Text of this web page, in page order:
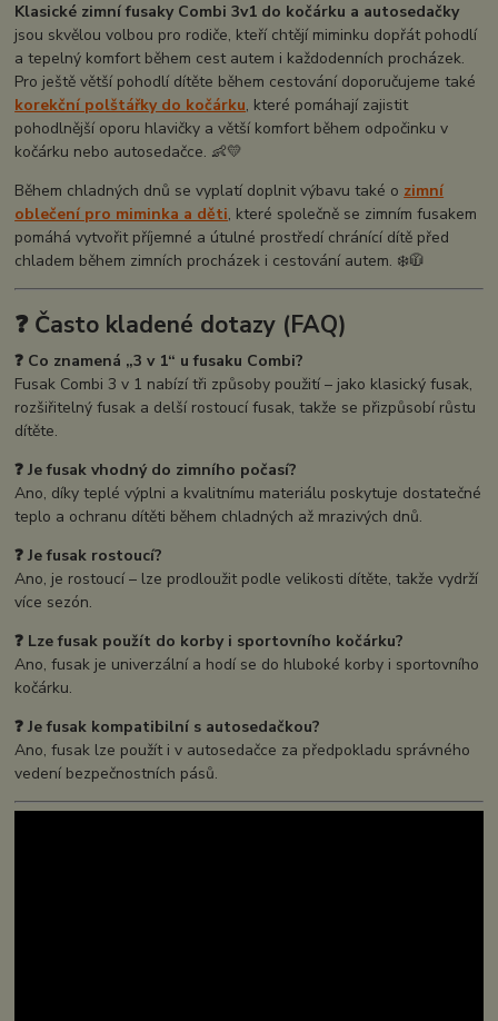
Klasické zimní fusaky Combi 3v1 do kočárku a autosedačky
jsou skvělou volbou pro rodiče, kteří chtějí miminku dopřát pohodlí
a tepelný komfort během cest autem i každodenních procházek.
Pro ještě větší pohodlí dítěte během cestování doporučujeme také
korekční polštářky do kočárku, které pomáhají zajistit
pohodlnější oporu hlavičky a větší komfort během odpočinku v
kočárku nebo autosedačce. 👶💛
Během chladných dnů se vyplatí doplnit výbavu také o zimní
oblečení pro miminka a děti, které společně se zimním fusakem
pomáhá vytvořit příjemné a útulné prostředí chránící dítě před
chladem během zimních procházek i cestování autem. ❄️🧥
❓ Často kladené dotazy (FAQ)
❓ Co znamená „3 v 1“ u fusaku Combi?
Fusak Combi 3 v 1 nabízí tři způsoby použití – jako klasický fusak,
rozšiřitelný fusak a delší rostoucí fusak, takže se přizpůsobí růstu
dítěte.
❓ Je fusak vhodný do zimního počasí?
Ano, díky teplé výplni a kvalitnímu materiálu poskytuje dostatečné
teplo a ochranu dítěti během chladných až mrazivých dnů.
❓ Je fusak rostoucí?
Ano, je rostoucí – lze prodloužit podle velikosti dítěte, takže vydrží
více sezón.
❓ Lze fusak použít do korby i sportovního kočárku?
Ano, fusak je univerzální a hodí se do hluboké korby i sportovního
kočárku.
❓ Je fusak kompatibilní s autosedačkou?
Ano, fusak lze použít i v autosedačce za předpokladu správného
vedení bezpečnostních pásů.